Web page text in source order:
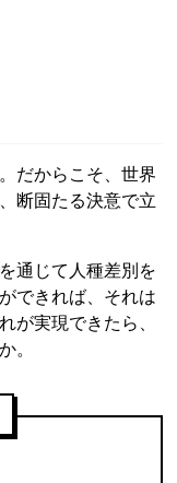
だからこそ、世界
断固たる決意で立
通じて人種差別を
できれば、それは
が実現できたら、
。